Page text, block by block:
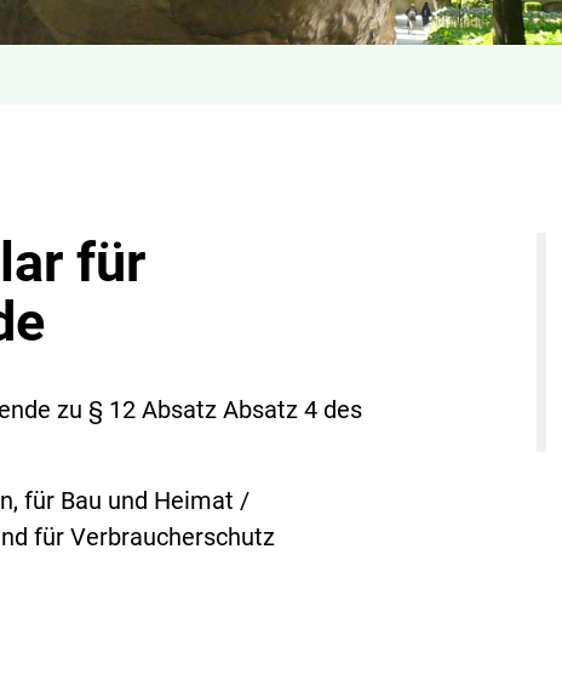
für
zu § 12 Absatz Absatz 4 des
für Bau und Heimat /
für Verbraucherschutz